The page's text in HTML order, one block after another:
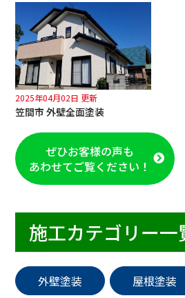
2025年04月02日 更新
笠間市 外壁全面塗装
ぜひお客様の声も
あわせてご覧ください！
施工カテゴリー一
外壁塗装 屋根塗装